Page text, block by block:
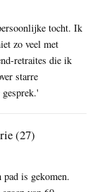
tocht. Ik
zo veel met
retraites die ik
starre
(27)
is gekomen.